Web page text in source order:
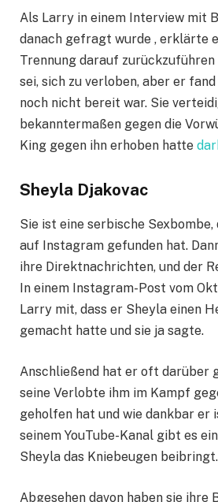
Als Larry in einem Interview mit
danach gefragt wurde , erklärte
Trennung darauf zurückzuführen
sei, sich zu verloben, aber er fand
noch nicht bereit war. Sie
bekanntermaßen gegen die
King gegen ihn erhoben hatte
Sheyla Djakovac
Sie ist eine serbische
auf Instagram gefunden hat.
ihre Direktnachrichten, und der
In einem Instagram-Post vom
Larry mit, dass er Sheyla einen
gemacht hatte und sie ja sagte.
Anschließend hat er oft darüber
seine Verlobte ihm im Kampf
geholfen hat und wie dankbar er
seinem YouTube-Kanal gibt es
Sheyla das Kniebeugen beibringt.
Abgesehen davon haben sie ihre